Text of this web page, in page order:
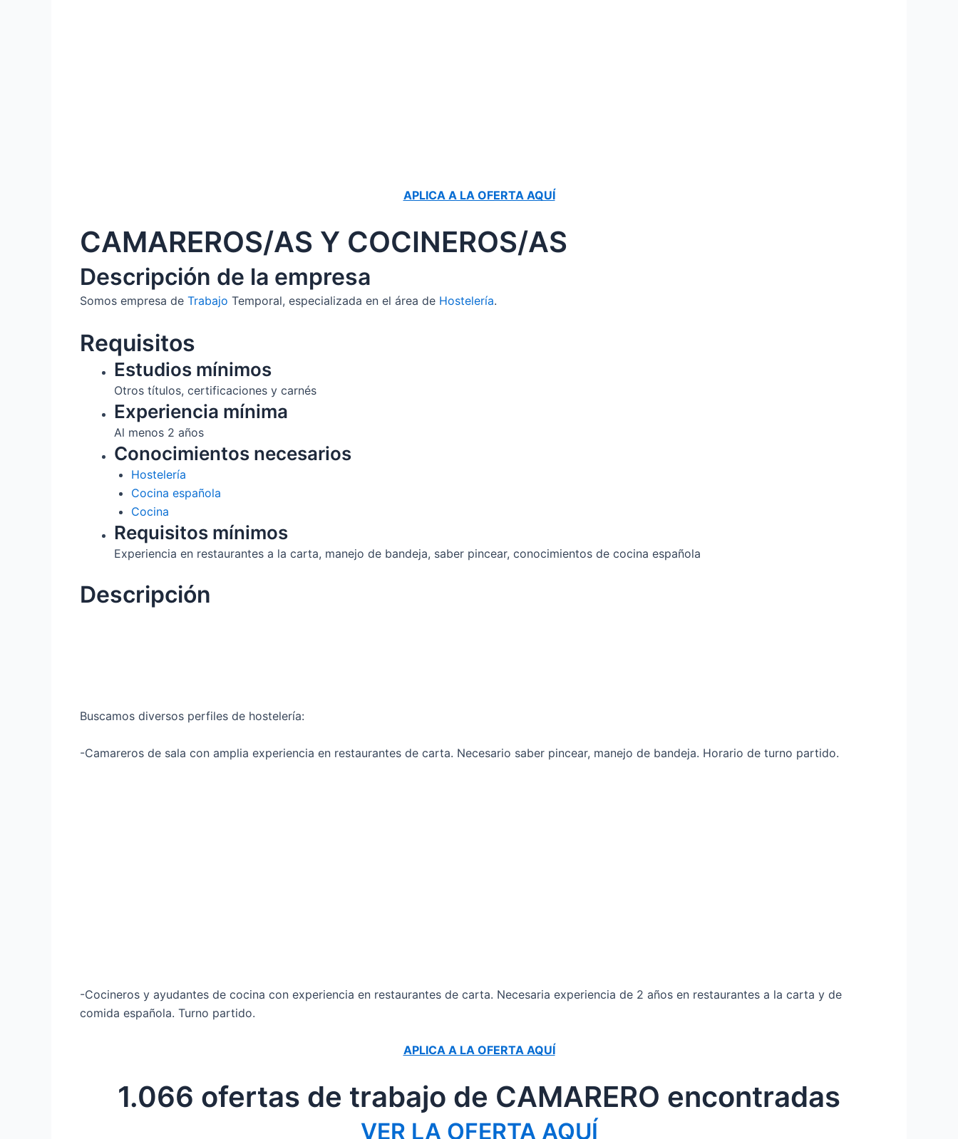
APLICA A LA OFERTA AQUÍ
CAMAREROS/AS Y COCINEROS/AS
Descripción de la empresa
Somos empresa de Trabajo Temporal, especializada en el área de Hostelería.
Requisitos
Estudios mínimos
Otros títulos, certificaciones y carnés
Experiencia mínima
Al menos 2 años
Conocimientos necesarios
Hostelería
Cocina española
Cocina
Requisitos mínimos
Experiencia en restaurantes a la carta, manejo de bandeja, saber pincear, conocimientos de cocina española
Descripción
Buscamos diversos perfiles de hostelería:
-Camareros de sala con amplia experiencia en restaurantes de carta. Necesario saber pincear, manejo de bandeja. Horario de turno partido.
-Cocineros y ayudantes de cocina con experiencia en restaurantes de carta. Necesaria experiencia de 2 años en restaurantes a la carta y de
comida española. Turno partido.
APLICA A LA OFERTA AQUÍ
1.066 ofertas de trabajo de CAMARERO encontradas
VER LA OFERTA AQUÍ